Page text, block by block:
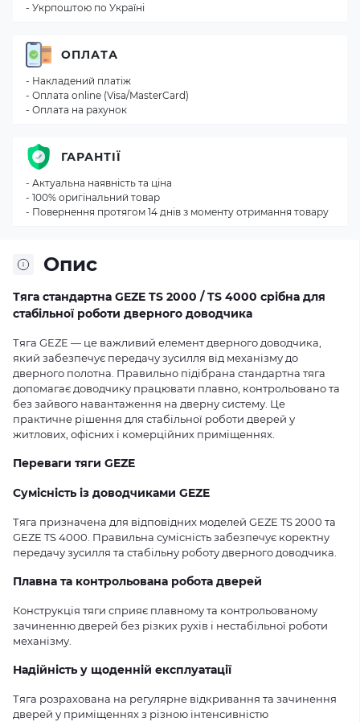
Опис
Тяга стандартна GEZE TS 2000 / TS 4000 срібна для
стабільної роботи дверного доводчика
Тяга GEZE — це важливий елемент дверного доводчика,
який забезпечує передачу зусилля від механізму до
дверного полотна. Правильно підібрана стандартна тяга
допомагає доводчику працювати плавно, контрольовано та
без зайвого навантаження на дверну систему. Це
практичне рішення для стабільної роботи дверей у
житлових, офісних і комерційних приміщеннях.
Переваги тяги GEZE
Сумісність із доводчиками GEZE
Тяга призначена для відповідних моделей GEZE TS 2000 та
GEZE TS 4000. Правильна сумісність забезпечує коректну
передачу зусилля та стабільну роботу дверного доводчика.
Плавна та контрольована робота дверей
Конструкція тяги сприяє плавному та контрольованому
зачиненню дверей без різких рухів і нестабільної роботи
механізму.
Надійність у щоденній експлуатації
Тяга розрахована на регулярне відкривання та зачинення
дверей у приміщеннях з різною інтенсивністю
- Укрпоштою по Україні
ОПЛАТА
- Накладений платіж
- Оплата online (Visa/MasterCard)
- Оплата на рахунок
ГАРАНТІЇ
- Актуальна наявність та ціна
- 100% оригінальний товар
- Повернення протягом 14 днів з моменту отримання товару